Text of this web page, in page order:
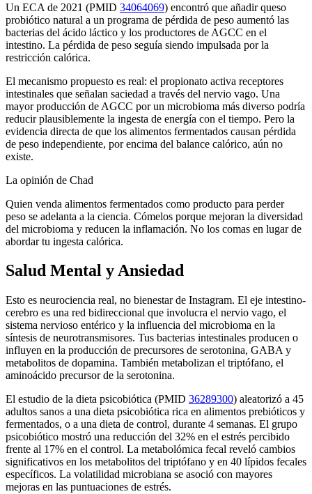
Un ECA de 2021 (PMID 34064069) encontró que añadir queso
probiótico natural a un programa de pérdida de peso aumentó las
bacterias del ácido láctico y los productores de AGCC en el
intestino. La pérdida de peso seguía siendo impulsada por la
restricción calórica.
El mecanismo propuesto es real: el propionato activa receptores
intestinales que señalan saciedad a través del nervio vago. Una
mayor producción de AGCC por un microbioma más diverso podría
reducir plausiblemente la ingesta de energía con el tiempo. Pero la
evidencia directa de que los alimentos fermentados causan pérdida
de peso independiente, por encima del balance calórico, aún no
existe.
La opinión de Chad
Quien venda alimentos fermentados como producto para perder
peso se adelanta a la ciencia. Cómelos porque mejoran la diversidad
del microbioma y reducen la inflamación. No los comas en lugar de
abordar tu ingesta calórica.
Salud Mental y Ansiedad
Esto es neurociencia real, no bienestar de Instagram. El eje intestino-
cerebro es una red bidireccional que involucra el nervio vago, el
sistema nervioso entérico y la influencia del microbioma en la
síntesis de neurotransmisores. Tus bacterias intestinales producen o
influyen en la producción de precursores de serotonina, GABA y
metabolitos de dopamina. También metabolizan el triptófano, el
aminoácido precursor de la serotonina.
El estudio de la dieta psicobiótica (PMID 36289300) aleatorizó a 45
adultos sanos a una dieta psicobiótica rica en alimentos prebióticos y
fermentados, o a una dieta de control, durante 4 semanas. El grupo
psicobiótico mostró una reducción del 32% en el estrés percibido
frente al 17% en el control. La metabolómica fecal reveló cambios
significativos en los metabolitos del triptófano y en 40 lípidos fecales
específicos. La volatilidad microbiana se asoció con mayores
mejoras en las puntuaciones de estrés.